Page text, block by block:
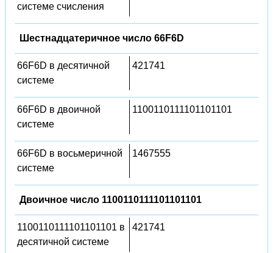
системе счисления
Шестнадцатеричное число 66F6D
66F6D в десятичной
системе
421741
66F6D в двоичной
системе
1100110111101101101
66F6D в восьмеричной
системе
1467555
Двоичное число 1100110111101101101
1100110111101101101 в
десятичной системе
421741